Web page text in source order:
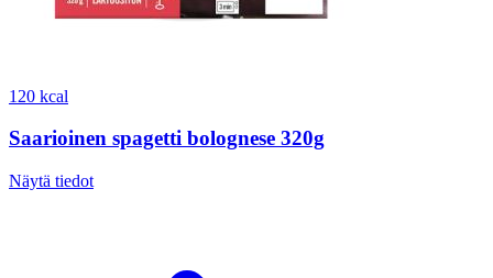
120 kcal
Saarioinen spagetti bolognese 320g
Näytä tiedot